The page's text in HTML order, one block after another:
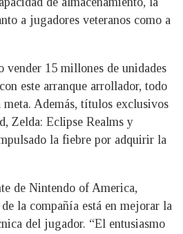
a jugadores veteranos como a
vender 15 millones de unidades
este arranque arrollador, todo
meta. Además, títulos exclusivos
Zelda: Eclipse Realms y
la fiebre por adquirir la
de Nintendo of America,
la compañía está en mejorar la
del jugador. “El entusiasmo